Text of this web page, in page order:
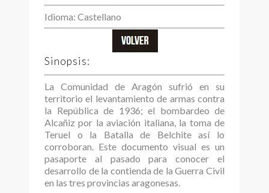
Idioma: Castellano
Sinopsis:
La Comunidad de Aragón sufrió en su
territorio el levantamiento de armas contra
la República de 1936; el bombardeo de
Alcañiz por la aviación italiana, la toma de
Teruel o la Batalla de Belchite así lo
corroboran. Este documento visual es un
pasaporte al pasado para conocer el
desarrollo de la contienda de la Guerra Civil
en las tres provincias aragonesas.